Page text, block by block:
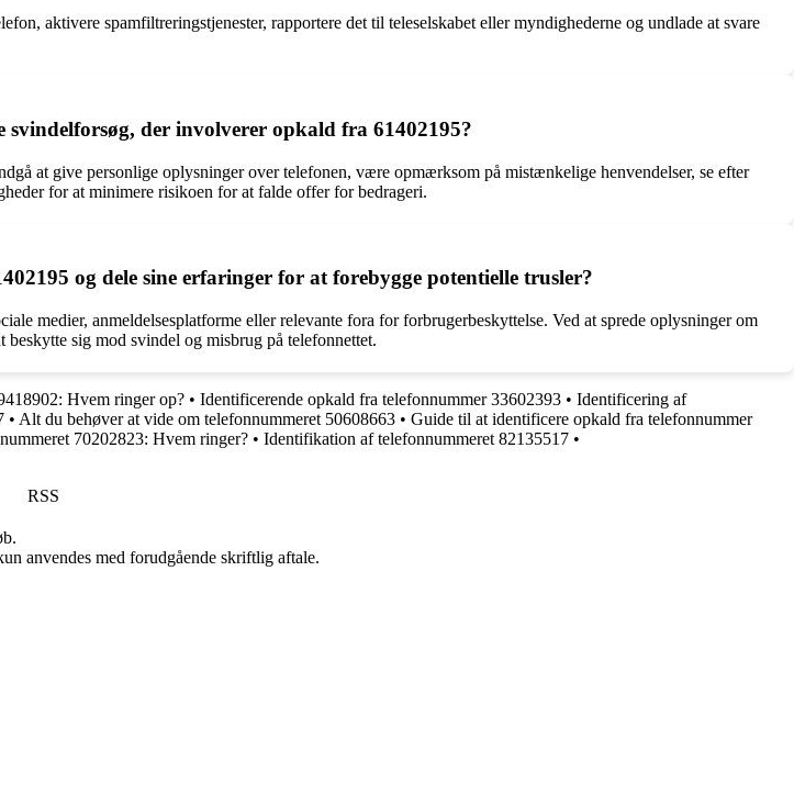
aktivere spamfiltreringstjenester, rapportere det til teleselskabet eller myndighederne og undlade at svare
der involverer opkald fra 61402195?
at give personlige oplysninger over telefonen, være opmærksom på mistænkelige henvendelser, se efter
for at minimere risikoen for at falde offer for bedrageri.
og dele sine erfaringer for at forebygge potentielle trusler?
medier, anmeldelsesplatforme eller relevante fora for forbrugerbeskyttelse. Ved at sprede oplysninger om
sig mod svindel og misbrug på telefonnettet.
Hvem ringer op? • Identificerende opkald fra telefonnummer 33602393 • Identificering af
• Alt du behøver at vide om telefonnummeret 50608663 • Guide til at identificere opkald fra telefonnummer
70202823: Hvem ringer? • Identifikation af telefonnummeret 82135517 •
RSS
anvendes med forudgående skriftlig aftale.